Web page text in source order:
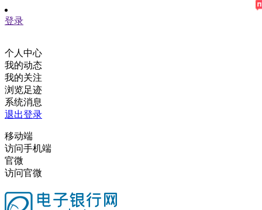
登录
个人中心
我的动态
我的关注
浏览足迹
系统消息
退出登录
移动端
访问手机端
官微
访问官微